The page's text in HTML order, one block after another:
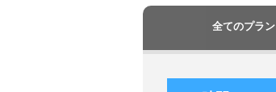
全てのプラン